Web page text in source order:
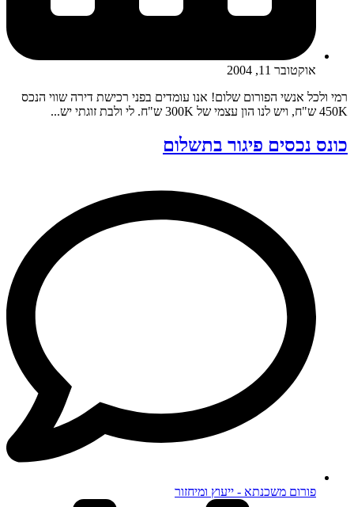
אוקטובר 11, 2004
רמי ולכל אנשי הפורום שלום! אנו עומדים בפני רכישת דירה שווי הנכס
450K ש"ח, ויש לנו הון עצמי של 300K ש"ח. לי ולבת זוגתי יש...
כונס נכסים פיגור בתשלום
פורום משכנתא - ייעוץ ומיחזור